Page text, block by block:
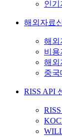
인기
해외자료
해외
비용
해외
중국
RISS API